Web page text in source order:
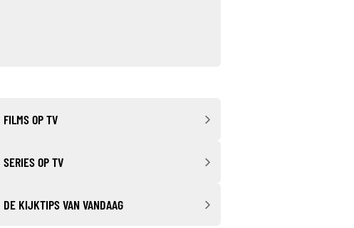
FILMS OP TV
SERIES OP TV
DE KIJKTIPS VAN VANDAAG